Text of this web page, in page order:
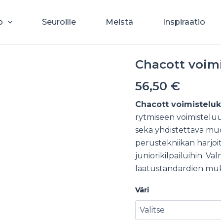
Seuroille Meistä Inspiraatio
Chacott
56,50€
Chacott
rytmiseen
sekä yhdistettävä
perustekniikan
juniorikilpailuihin.
laatustandardien
Väri